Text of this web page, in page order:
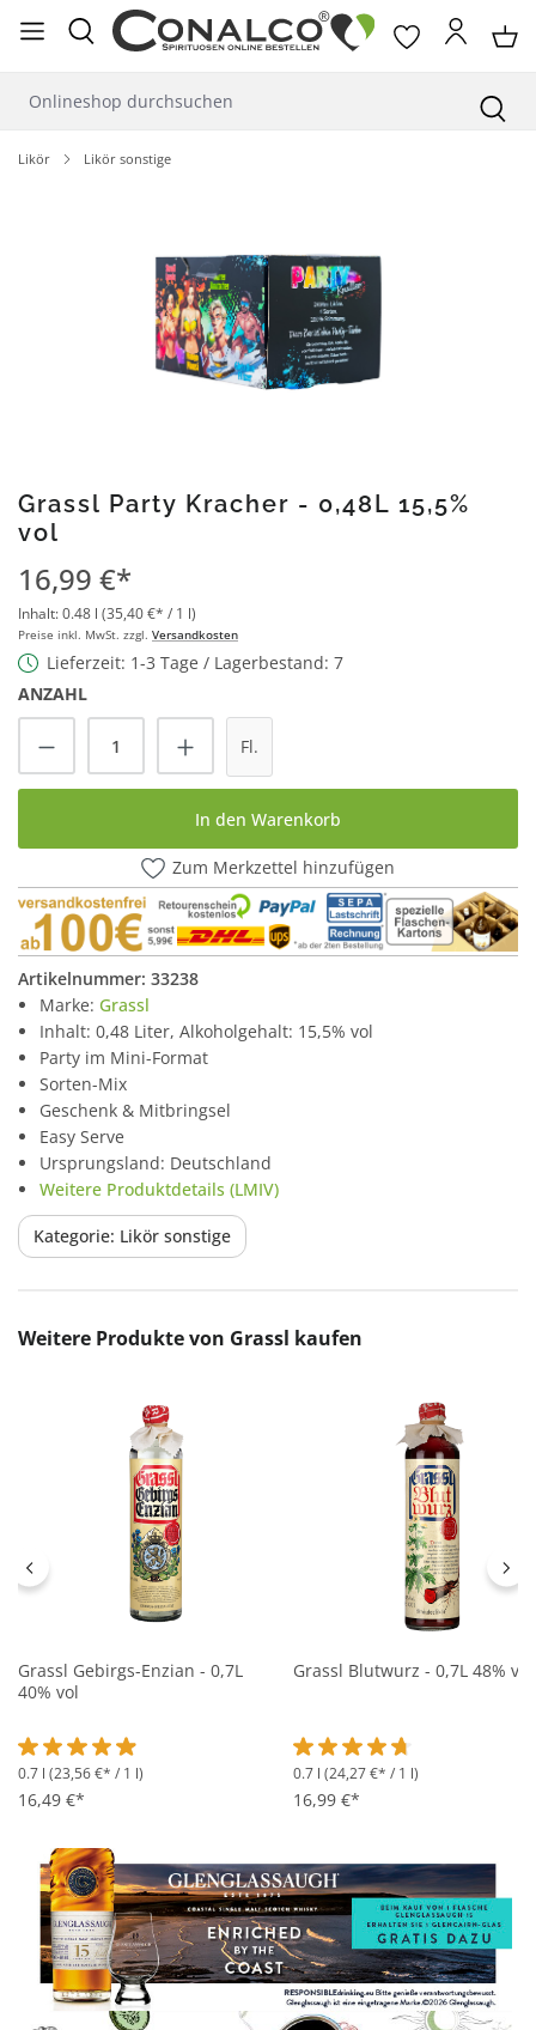
springen
Likör Likör sonstige
Grassl Party Kracher - 0,48L 15,5%
vol
16,99 €*
Inhalt:0.48 l (35,40 €* / 1 l)
Preise inkl. MwSt. zzgl. Versandkosten
Lieferzeit: 1-3 Tage / Lagerbestand: 7
ANZAHL
Produkt Anzahl: Gib den gewünschten
Fl.
In den Warenkorb
Zum Merkzettel hinzufügen
Artikelnummer: 33238
Marke: Grassl
Inhalt: 0,48 Liter, Alkoholgehalt: 15,5% vol
Party im Mini-Format
Sorten-Mix
Geschenk & Mitbringsel
Easy Serve
Ursprungsland: Deutschland
Weitere Produktdetails (LMIV)
Kategorie: Likör sonstige
Produktgalerie überspringen
Weitere Produkte von Grassl kaufen
Grassl Gebirgs-Enzian - 0,7L
40% vol
Durchschnittliche Bewertung von 4.9 von 5 Sternen
0.7 l (23,56 €* / 1 l)
16,49 €*
Grassl Blutwurz - 0,7L 48% vol
Durchschnittliche
0.7 l (24,27 €* / 1 l)
16,99 €*